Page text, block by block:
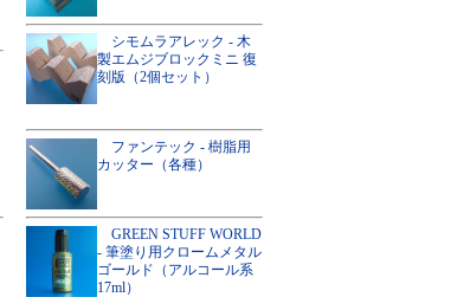
シモムラアレック - 木
製エムジブロックミニ 復
刻版（2個セット）
ファンテック - 樹脂用
カッター（各種）
GREEN STUFF WORLD
- 筆塗り用クロームメタル
ゴールド（アルコール系
17ml）